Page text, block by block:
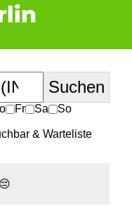
Fr Sa
So
& Warteliste
😔